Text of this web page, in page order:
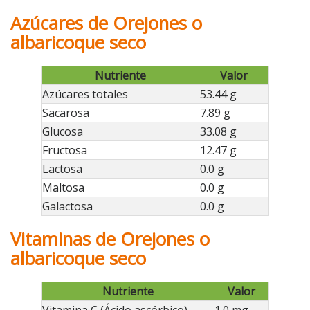
Azúcares de Orejones o
albaricoque seco
Nutriente
Valor
Azúcares totales
53.44 g
Sacarosa
7.89 g
Glucosa
33.08 g
Fructosa
12.47 g
Lactosa
0.0 g
Maltosa
0.0 g
Galactosa
0.0 g
Vitaminas de Orejones o
albaricoque seco
Nutriente
Valor